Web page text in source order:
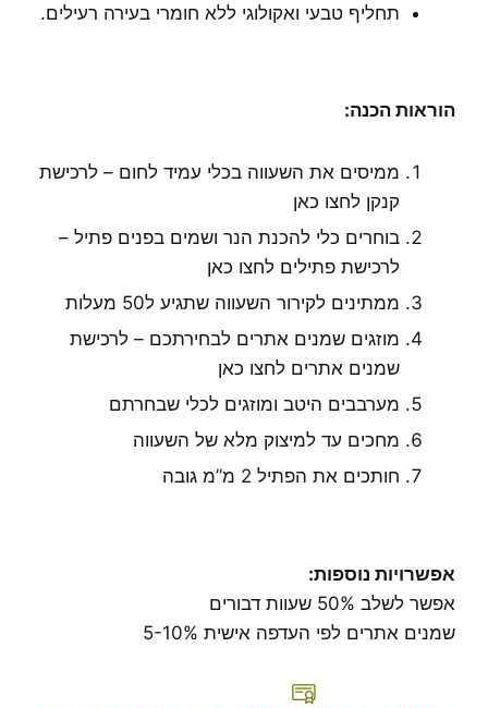
תחליף טבעי ואקולוגי ללא חומרי בעירה רעילים.
הוראות הכנה:
ממיסים את השעווה בכלי עמיד לחום – לרכישת
קנקן לחצו כאן
בוחרים כלי להכנת הנר ושמים בפנים פתיל –
לרכישת פתילים לחצו כאן
ממתינים לקירור השעווה שתגיע ל50 מעלות
מוזגים שמנים אתרים לבחירתכם – לרכישת
שמנים אתרים לחצו כאן
מערבבים היטב ומוזגים לכלי שבחרתם
מחכים עד למיצוק מלא של השעווה
חותכים את הפתיל 2 מ”מ גובה
אפשרויות נוספות:
אפשר לשלב 50% שעוות דבורים
שמנים אתרים לפי העדפה אישית 5-10%